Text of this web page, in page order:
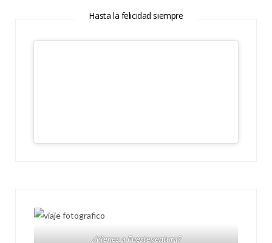
Hasta la felicidad siempre
¿Vienes a Fuerteventura?